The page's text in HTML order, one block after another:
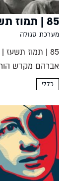
85 | תמוז תשעז | יולי 2017
מערכת סגולה
אברהם מקדש
המפוארים שנבנו
כללי